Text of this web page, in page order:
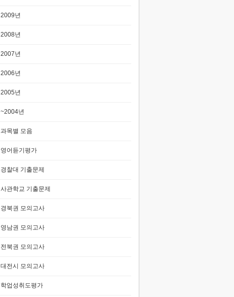
2009년
2008년
2007년
2006년
2005년
~2004년
과목별 모음
영어듣기평가
경찰대 기출문제
사관학교 기출문제
경북권 모의고사
영남권 모의고사
전북권 모의고사
대전시 모의고사
학업성취도평가